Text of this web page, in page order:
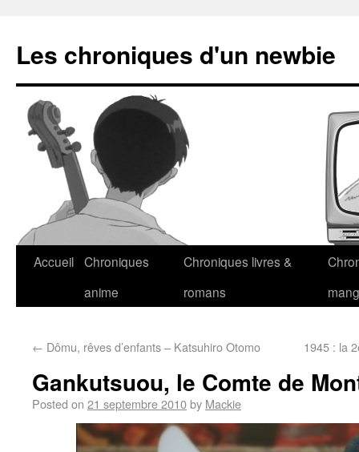
Les chroniques d'un newbie
Accueil Chroniques
anime
Chroniques livres &
romans
← Dômu, rêves d’enfants – Katsuhiro Otomo 1945 : la
Gankutsuou, le Comte de
Posted on 21 septembre 2010by Mackie